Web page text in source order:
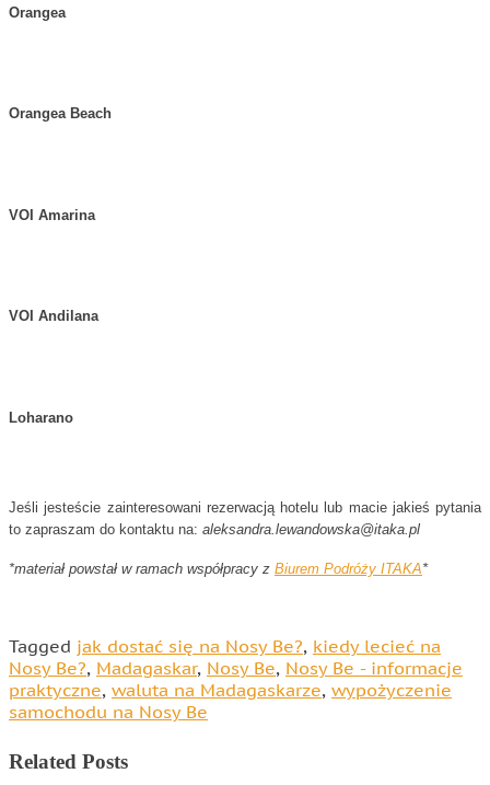
Orangea
Orangea Beach
VOI Amarina
VOI Andilana
Loharano
Jeśli jesteście zainteresowani rezerwacją hotelu lub macie jakieś pytania
to zapraszam do kontaktu na: aleksandra.lewandowska@itaka.pl
*materiał powstał w ramach współpracy z Biurem Podróży ITAKA*
Tagged jak dostać się na Nosy Be?, kiedy lecieć na
Nosy Be?, Madagaskar, Nosy Be, Nosy Be - informacje
praktyczne, waluta na Madagaskarze, wypożyczenie
samochodu na Nosy Be
Related Posts